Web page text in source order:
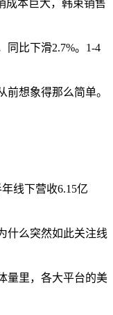
成本巨大，韩束销售
同比下滑2.7%。1-4
想象得那么简单。
线下营收6.15亿
什么突然如此关注线
量里，各大平台的美